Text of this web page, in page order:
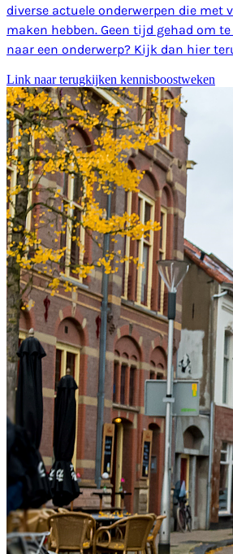
diverse actuele onderwerpen die met
maken hebben. Geen tijd gehad om
naar een onderwerp? Kijk dan hier
Link naar terugkijken kennisboostweken